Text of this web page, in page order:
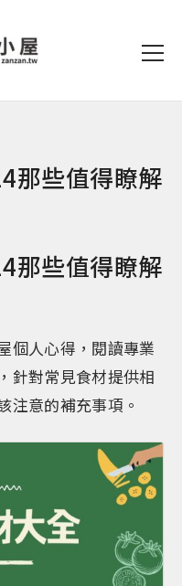
那些值得瞭解
那些值得瞭解
個人心得，閱讀專業
針對常見食材提供相
注意的補充事項。